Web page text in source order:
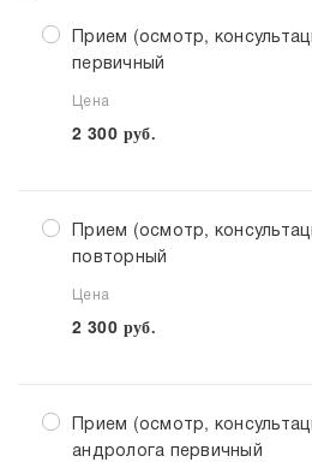
Прием (осмотр,
первичный
Цена
2 300 руб.
Прием (осмотр,
повторный
Цена
2 300 руб.
Прием (осмотр,
андролога первичный